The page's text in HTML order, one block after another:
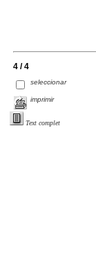
4 / 4
seleccionar
imprimir
Text complet